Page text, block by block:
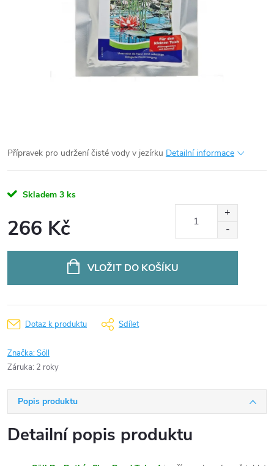
Přípravek pro udržení čisté vody v jezírku Detailní informace
Skladem 3 ks
266 Kč
VLOŽIT DO KOŠÍKU
Dotaz k produktu Sdílet
Značka:Söll
Záruka: 2 roky
Popis produktu
Detailní popis produktu